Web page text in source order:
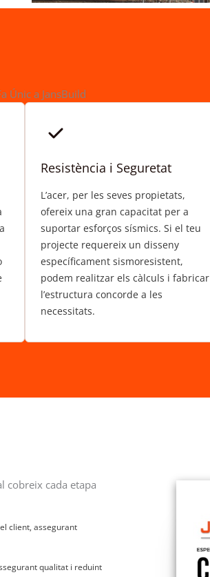
Únic a JansBuild
Resistència i Seguretat
L’acer, per les seves propietats,
ofereix una gran capacitat per a
suportar esforços sísmics. Si el teu
projecte requereix un disseny
específicament sismoresistent,
podem realitzar els càlculs i fabricar
l’estructura concorde a les
necessitats.
cobreix cada etapa
client, assegurant
qualitat i reduint